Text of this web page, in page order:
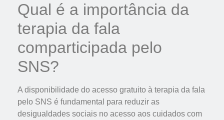
Qual é a importância da
terapia da fala
comparticipada pelo
SNS?
A disponibilidade do acesso gratuito à terapia da fala
pelo SNS é fundamental para reduzir as
desigualdades sociais no acesso aos cuidados com